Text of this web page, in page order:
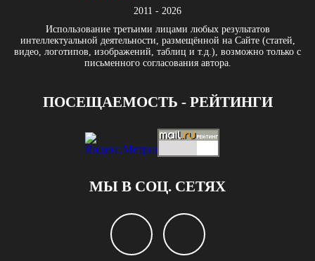
2011 - 2026
Использование третьими лицами любых результатов
интеллектуальной деятельности, размещённой на Сайте (статей,
видео, логотипов, изображений, таблиц и т.д.), возможно только с
письменного согласования автора.
ПОСЕЩАЕМОСТЬ - РЕЙТИНГИ
МЫ В СОЦ. СЕТЯХ